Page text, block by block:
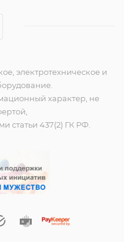
электротехническое и
характер, не
статьи 437(2) ГК РФ.